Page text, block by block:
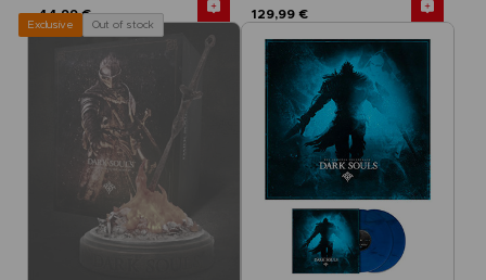
44,99 € 129,99 €
Exclusive Out of stock